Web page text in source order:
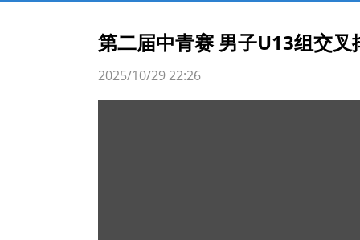
第二届中青赛 男子U13组交
2025/10/29 22:26